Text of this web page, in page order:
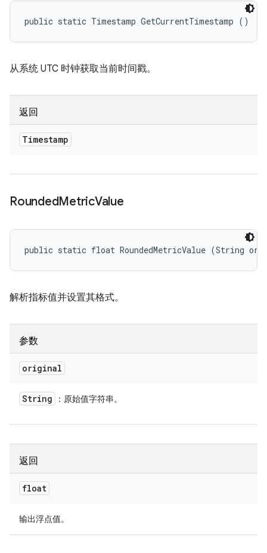
public static Timestamp GetCurrentTimestamp ()
从系统 UTC 时钟获取当前时间戳。
返回
Timestamp
RoundedMetricValue
public static float RoundedMetricValue (String
解析指标值并设置其格式。
参数
original
String ：原始值字符串。
返回
float
输出浮点值。